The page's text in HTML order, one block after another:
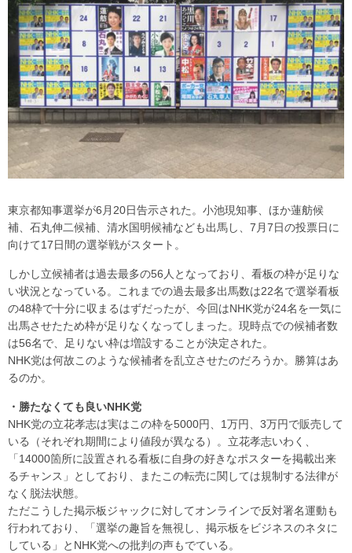
東京都知事選挙が6月20日告示された。小池現知事、ほか蓮舫候
補、石丸伸二候補、清水国明候補なども出馬し、7月7日の投票日に
向けて17日間の選挙戦がスタート。
しかし立候補者は過去最多の56人となっており、看板の枠が足りな
い状況となっている。これまでの過去最多出馬数は22名で選挙看板
の48枠で十分に収まるはずだったが、今回はNHK党が24名を一気に
出馬させたため枠が足りなくなってしまった。現時点での候補者数
は56名で、足りない枠は増設することが決定された。
NHK党は何故このような候補者を乱立させたのだろうか。勝算はあ
るのか。
・勝たなくても良いNHK党
NHK党の立花孝志は実はこの枠を5000円、1万円、3万円で販売して
いる（それぞれ期間により値段が異なる）。立花孝志いわく、
「14000箇所に設置される看板に自身の好きなポスターを掲載出来
るチャンス」としており、またこの転売に関しては規制する法律が
なく脱法状態。
ただこうした掲示板ジャックに対してオンラインで反対署名運動も
行われており、「選挙の趣旨を無視し、掲示板をビジネスのネタに
している」とNHK党への批判の声もでている。